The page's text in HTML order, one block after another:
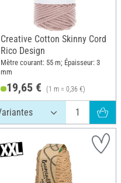
Creative Cotton Skinny Cord
Rico Design
Mètre courant: 55 m; Épaisseur: 3
mm
19,65 € (1 m = 0,36 €)